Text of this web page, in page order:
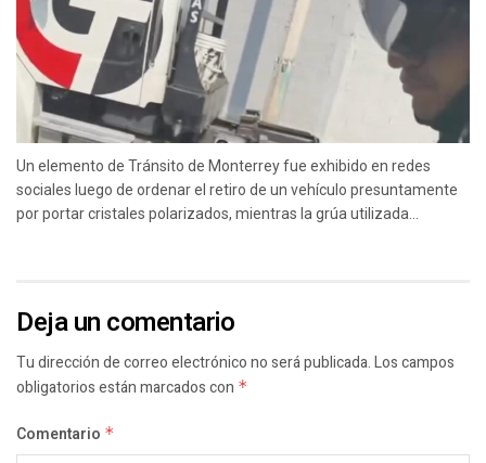
Un elemento de Tránsito de Monterrey fue exhibido en redes
sociales luego de ordenar el retiro de un vehículo presuntamente
por portar cristales polarizados, mientras la grúa utilizada...
Deja un comentario
Tu dirección de correo electrónico no será publicada.Los campos
obligatorios están marcados con *
Comentario *